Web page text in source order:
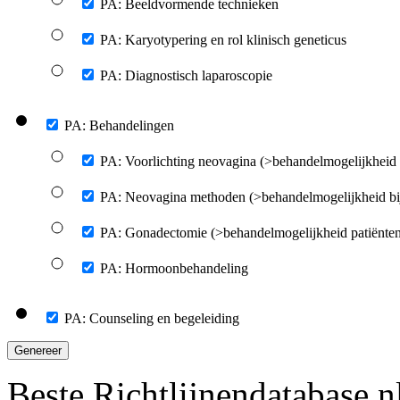
PA: Beeldvormende technieken
PA: Karyotypering en rol klinisch geneticus
PA: Diagnostisch laparoscopie
PA: Behandelingen
PA: Voorlichting neovagina
PA: Neovagina methoden (>behandelmogelijkheid
PA: Gonadectomie (>behandelmogelijkheid
PA: Hormoonbehandeling
PA: Counseling en begeleiding
Genereer